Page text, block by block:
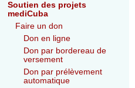
Soutien des projets
mediCuba
Faire un don
Don en ligne
Don par bordereau de
versement
Don par prélèvement
automatique